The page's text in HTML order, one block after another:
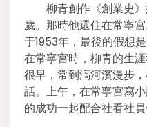
柳青創作《創業史
歲。那時他還住在常寧
于1953年，最後的假想
在常寧宮時，柳青的生
很早，常到滈河濱漫步
話。上午，在常寧宮寫
的成功一起配合社看社員